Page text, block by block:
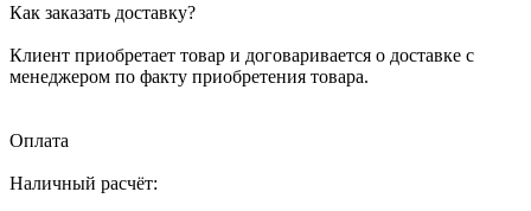
Как заказать доставку?
Клиент приобретает товар и договаривается о доставке с
менеджером по факту приобретения товара.
Оплата
Наличный расчёт: